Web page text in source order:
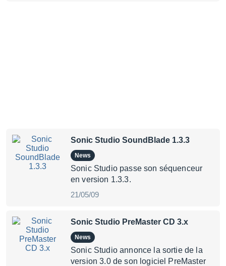
Sonic Studio SoundBlade 1.3.3
News
Sonic Studio passe son séquenceur
en version 1.3.3.
21/05/09
Sonic Studio PreMaster CD 3.x
News
Sonic Studio annonce la sortie de la
version 3.0 de son logiciel PreMaster